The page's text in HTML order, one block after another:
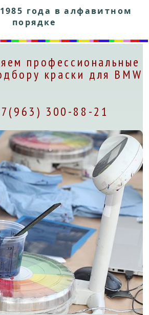
года в алфавитном
порядке
профессиональные
краски для BMW
300-88-21